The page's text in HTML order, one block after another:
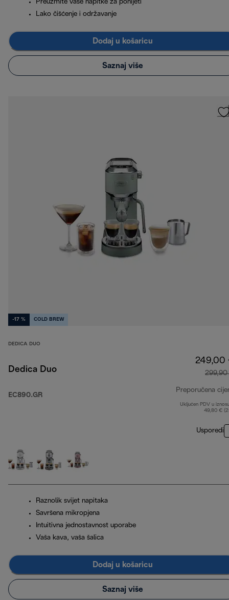
Preuzmite vaše napitke za ponijeti
Lako čišćenje i održavanje
Dodaj u košaricu
Saznaj više
-17 % COLD BREW
DEDICA DUO
Dedica Duo
EC890.GR
249,00
Preporučena
Uključen PDV u
49,80 €
Usporedi
Raznolik svijet napitaka
Savršena mikropjena
Intuitivna jednostavnost uporabe
Vaša kava, vaša šalica
Dodaj u košaricu
Saznaj više